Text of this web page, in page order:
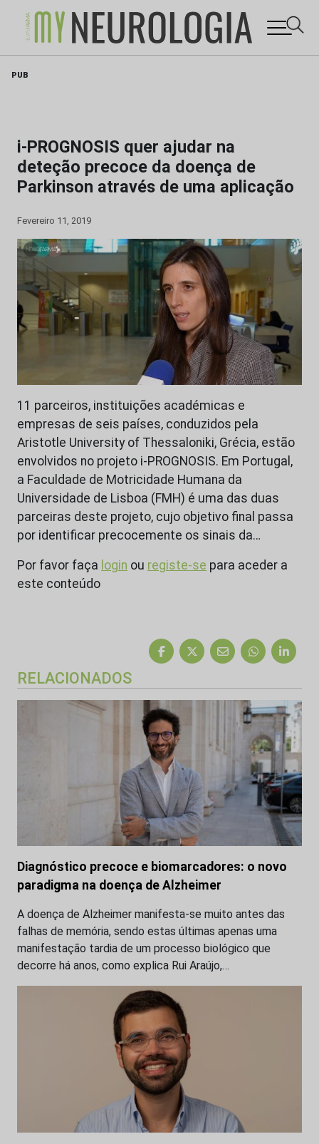
PUB
i-PROGNOSIS quer ajudar na
deteção precoce da doença de
Parkinson através de uma aplicação
Fevereiro 11, 2019
11 parceiros, instituições académicas e
empresas de seis países, conduzidos pela
Aristotle University of Thessaloniki, Grécia, estão
envolvidos no projeto i-PROGNOSIS. Em Portugal,
a Faculdade de Motricidade Humana da
Universidade de Lisboa (FMH) é uma das duas
parceiras deste projeto, cujo objetivo final passa
por identificar precocemente os sinais da…
Por favor faça login ou registe-se para aceder a
este conteúdo
RELACIONADOS
Diagnóstico precoce e biomarcadores: o novo
paradigma na doença de Alzheimer
A doença de Alzheimer manifesta-se muito antes das
falhas de memória, sendo estas últimas apenas uma
manifestação tardia de um processo biológico que
decorre há anos, como explica Rui Araújo,…